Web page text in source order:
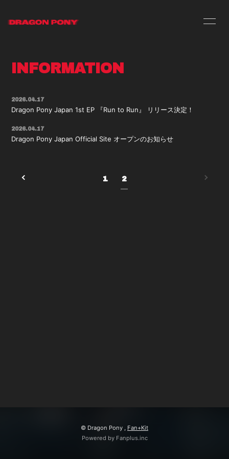
SCHEDULE PROFILE
VIDEO
INFORMATION
2026.04.17
Dragon Pony Japan 1st EP 『Run to Run』 リリース決定！
2026.04.17
Dragon Pony Japan Official Site オープンのお知らせ
1 2
© Dragon Pony , Fan+Kit
Powered by Fanplus.inc